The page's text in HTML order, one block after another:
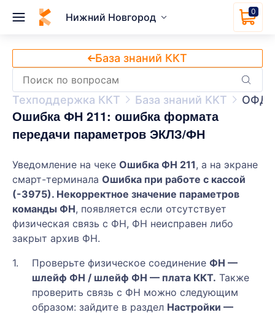
Нижний Новгород 0
База знаний ККТ
Техподдержка ККТ База знаний KKT ОФД
Ошибка ФН 211: ошибка формата
передачи параметров ЭКЛЗ/ФН
Уведомление на чеке Ошибка ФН 211, а на экране
смарт-терминала Ошибка при работе с кассой
(-3975). Некорректное значение параметров
команды ФН, появляется если отсутствует
физическая связь с ФН, ФН неисправен либо
закрыт архив ФН.
Проверьте физическое соединение ФН —
шлейф ФН / шлейф ФН — плата ККТ. Также
проверить связь с ФН можно следующим
образом: зайдите в раздел Настройки —